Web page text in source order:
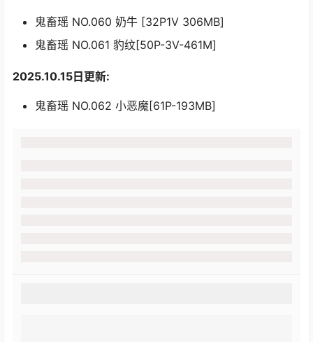
鬼畜瑶 NO.060 奶牛 [32P1V 306MB]
鬼畜瑶 NO.061 豹纹[50P-3V-461M]
2025.10.15 日更新:
鬼畜瑶 NO.062 小恶魔[61P-193MB]